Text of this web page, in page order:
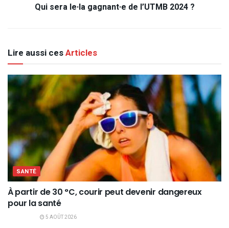
Qui sera le·la gagnant·e de l’UTMB 2024 ?
Lire aussi cesArticles
SANTÉ
À partir de 30 °C, courir peut devenir dangereux
pour la santé
5 AOÛT 2026